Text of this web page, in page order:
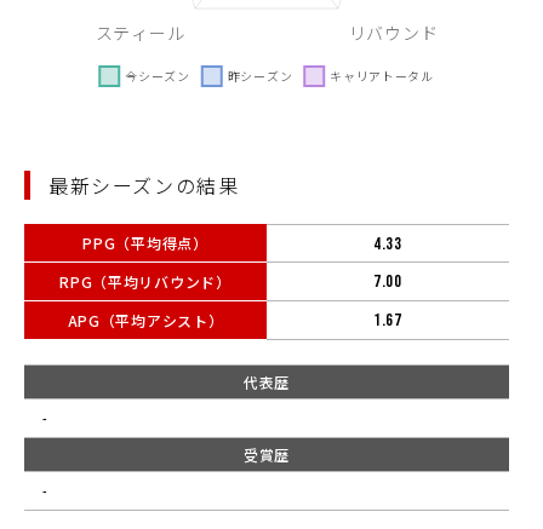
最新シーズンの結果
PPG（平均得点）
RPG（平均リバウンド）
APG（平均アシスト）
4.33
7.00
1.67
代表歴
-
受賞歴
-